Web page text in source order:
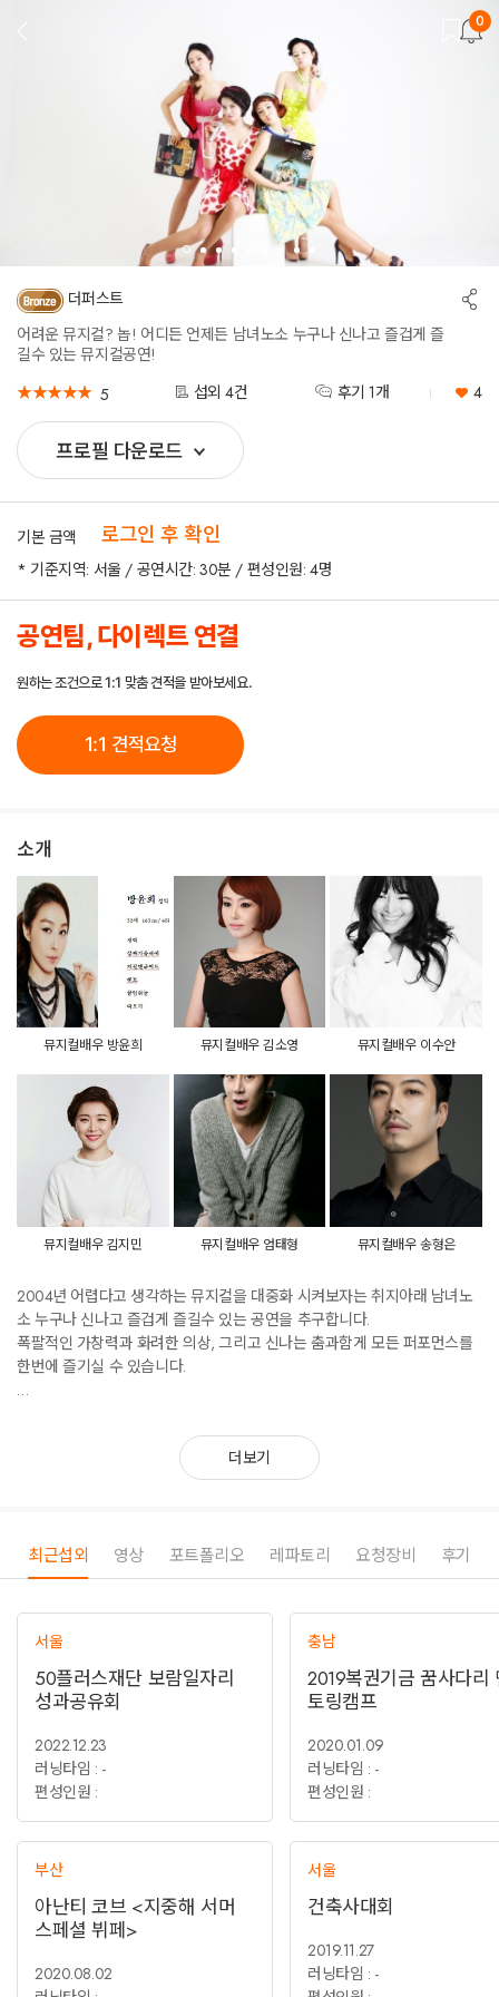
0
더퍼스트
어려운 뮤지컬? 놉! 어디든 언제든 남녀노소 누구나 신나고 즐겁게 즐
길수 있는 뮤지컬공연!
★★★★★
★★★★★ 5 섭외 4건 후기 1개 4
프로필 다운로드
공
유
기본 금액 로그인 후 확인
* 기준지역: 서울 / 공연시간: 30분 / 편성인원: 4명
공연팀, 다이렉트 연결
원하는 조건으로 1:1 맞춤 견적을 받아보세요.
1:1 견적요청
소개
뮤지컬배우 방윤희 뮤지컬배우 김소영 뮤지컬배우 이수안
뮤지컬배우 김지민 뮤지컬배우 엄태형 뮤지컬배우 송형은
2004년 어렵다고 생각하는 뮤지컬을 대중화 시켜보자는 취지아래 남녀노
소 누구나 신나고 즐겁게 즐길수 있는 공연을 추구합니다.
폭팔적인 가창력과 화려한 의상, 그리고 신나는 춤과함게 모든 퍼포먼스를
한번에 즐기실 수 있습니다.
수 있는 공연을 추구하며 다양한 행사에 맞춰 매번 다른 공연을 선보이며 만
족도있는 공연을 지향합니다.
국내 뿐 아니라 해외에서도 활동중이며 공연무대와 더불어 방송, 가수들과
브로드웨이의 명곡뿐만 아니라 고급스러운 팝페라, 신나고 즐거운 가요, 어
린이들을 위한 디즈니와 전국민들의 트로트까지 장르 구분없이
성공적인 행사를 위해 저희가 플러스 해드리겠습니다.
행사에는 첫번째로 더퍼스트!
더보기
최근섭외 영상 포트폴리오 레파토리 요청장비 후기
서울
50플러스재단 보람일자리
성과공유회
2022.12.23
러닝타임 : -
편성인원 :
부산
아난티 코브 <지중해 서머
스페셜 뷔페>
2020.08.02
충남
2019복권기금 꿈사다리
토링캠프
2020.01.09
러닝타임 : -
편성인원 :
서울
건축사대회
2019.11.27
러닝타임 : -